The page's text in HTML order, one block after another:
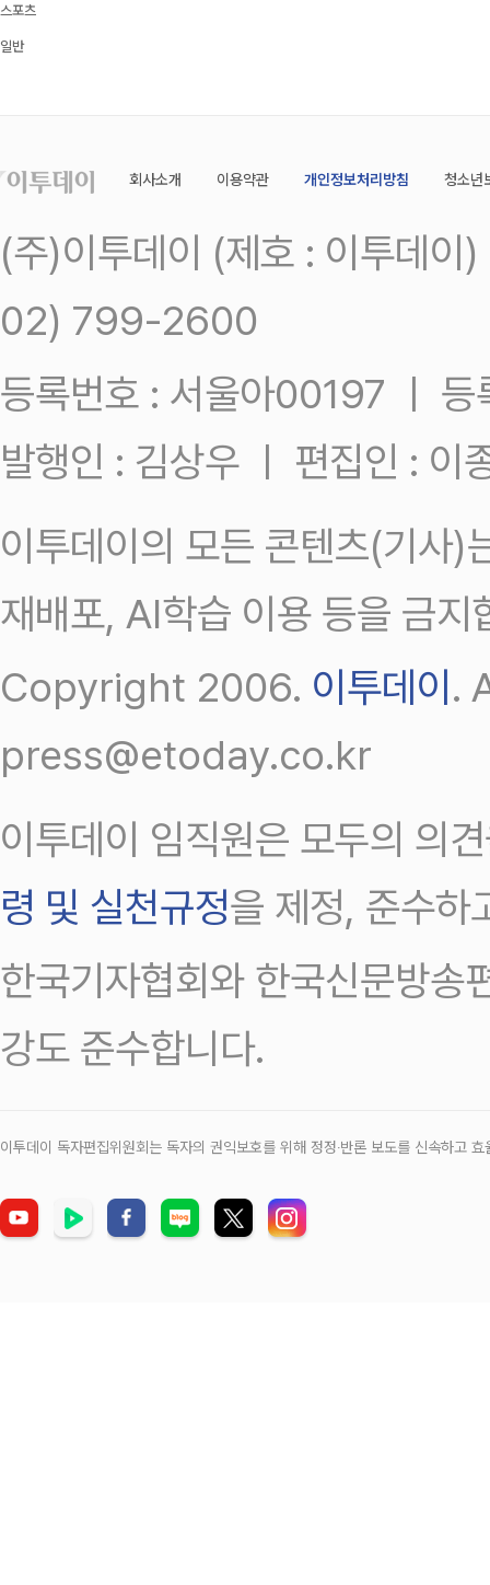
스포츠
일반
회사소개 이용약관 개인정보처리방침 청소년
(주)이투데이 (제호 : 이투데
02) 799-2600
등록번호 : 서울아00197 ㅣ
발행인 : 김상우 ㅣ 편집인 : 이
이투데이의 모든 콘텐츠(기사)
재배포, AI학습 이용 등을 금지
Copyright 2006. 이투데이 .
press@etoday.co.kr
이투데이 임직원은 모두의 의
령 및 실천규정을 제정, 준수하
한국기자협회와 한국신문방송
강도 준수합니다.
이투데이 독자편집위원회는 독자의 권익보호를 위해 정정‧반론 보도를 신속하고